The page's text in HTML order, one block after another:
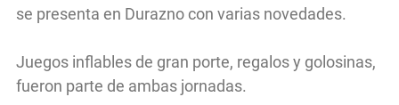
se presenta en Durazno con varias novedades.
Juegos inflables de gran porte, regalos y golosinas,
fueron parte de ambas jornadas.